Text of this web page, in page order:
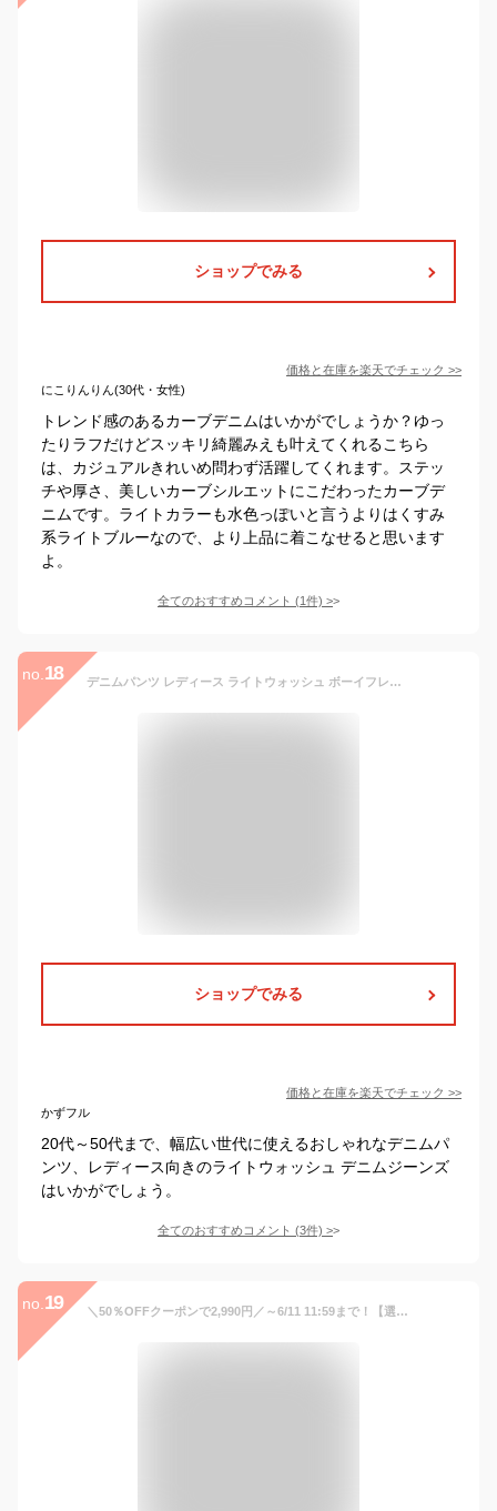
ショップでみる
価格と在庫を楽天でチェック >>
にこりんりん(30代・女性)
トレンド感のあるカーブデニムはいかがでしょうか？ゆっ
たりラフだけどスッキリ綺麗みえも叶えてくれるこちら
は、カジュアルきれいめ問わず活躍してくれます。ステッ
チや厚さ、美しいカーブシルエットにこだわったカーブデ
ニムです。ライトカラーも水色っぽいと言うよりはくすみ
系ライトブルーなので、より上品に着こなせると思います
よ。
全てのおすすめコメント (1件) >
no. 18 デニムパンツ レディース ライトウォッシュ ボーイフレンドデニム ジーンズ ジーパン クラッシュ ロールアップ レディース ボトムス カジュアル ポケット付き 春夏秋 通学 通勤 超人気 秋服 20代 30代 40代 50代 送料無料
ショップでみる
価格と在庫を楽天でチェック >>
かずフル
20代～50代まで、幅広い世代に使えるおしゃれなデニムパ
ンツ、レディース向きのライトウォッシュ デニムジーンズ
はいかがでしょう。
全てのおすすめコメント (3件) >
no. 19 ＼50％OFFクーポンで2,990円／～6/11 11:59まで！【選べる2type】バレルレッグ デニムパンツ 10oz CVCスラブデニム | カーブパンツ カーブデニム ワイドパンツ ワイド デニム レディース ジーンズ 美脚 ジーパン 体型カバー トレンド